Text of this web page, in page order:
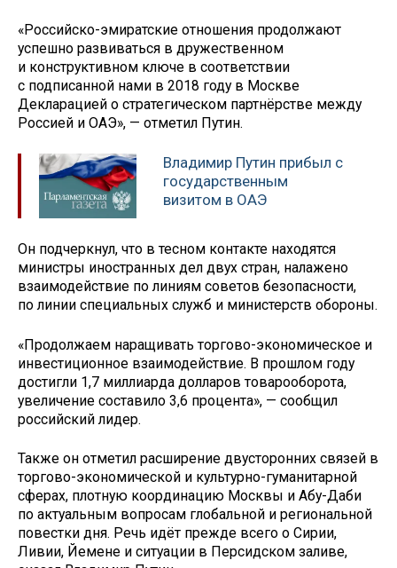
«Российско-эмиратские отношения продолжают
успешно развиваться в дружественном
и конструктивном ключе в соответствии
с подписанной нами в 2018 году в Москве
Декларацией о стратегическом партнёрстве между
Россией и ОАЭ», — отметил Путин.
Владимир Путин прибыл с
государственным
визитом в ОАЭ
Он подчеркнул, что в тесном контакте находятся
министры иностранных дел двух стран, налажено
взаимодействие по линиям советов безопасности,
по линии специальных служб и министерств обороны.
«Продолжаем наращивать торгово-экономическое и
инвестиционное взаимодействие. В прошлом году
достигли 1,7 миллиарда долларов товарооборота,
увеличение составило 3,6 процента», — сообщил
российский лидер.
Также он отметил расширение двусторонних связей в
торгово-экономической и культурно-гуманитарной
сферах, плотную координацию Москвы и Абу-Даби
по актуальным вопросам глобальной и региональной
повестки дня. Речь идёт прежде всего о Сирии,
Ливии, Йемене и ситуации в Персидском заливе,